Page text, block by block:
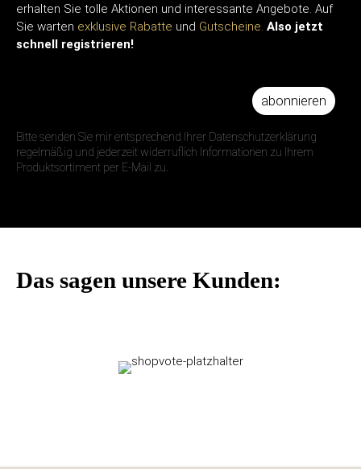
erhalten Sie tolle Aktionen und interessante Angebote. Auf
Sie warten exklusive Rabatte und Gutscheine. Also jetzt
schnell registrieren!
abonnieren
Bitte senden Sie mir entsprechend Ihrer Datenschutzerklärung
regelmäßig und jederzeit widerruflich Informationen zu Ihrem
Produktsortiment per E-Mail zu.
Das sagen unsere Kunden: